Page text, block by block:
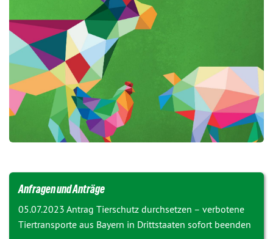
Anfragen und Anträge
05.07.2023 Antrag Tierschutz durchsetzen – verbotene
Tiertransporte aus Bayern in Drittstaaten sofort beenden